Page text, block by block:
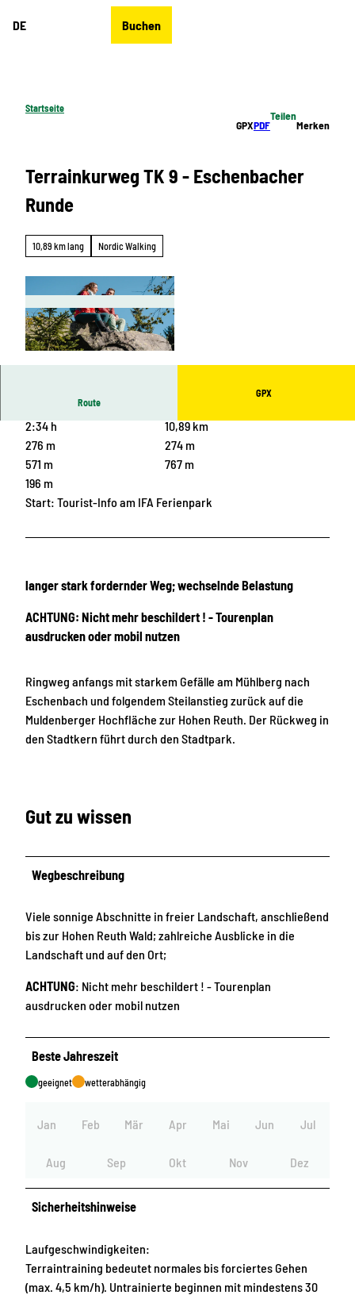
DE Buchen
Startseite
GPXPDF
Teilen
Merken
Terrainkurweg TK 9 - Eschenbacher
Runde
10,89 km lang Nordic Walking
Route
GPX
2:34 h
10,89 km
276 m
274 m
571 m
767 m
196 m
Start: Tourist-Info am IFA Ferienpark
langer stark fordernder Weg; wechselnde Belastung
ACHTUNG: Nicht mehr beschildert ! - Tourenplan
ausdrucken oder mobil nutzen
Ringweg anfangs mit starkem Gefälle am Mühlberg nach
Eschenbach und folgendem Steilanstieg zurück auf die
Muldenberger Hochfläche zur Hohen Reuth. Der Rückweg in
den Stadtkern führt durch den Stadtpark.
Gut zu wissen
Wegbeschreibung
Viele sonnige Abschnitte in freier Landschaft, anschließend
bis zur Hohen Reuth Wald; zahlreiche Ausblicke in die
Landschaft und auf den Ort;
ACHTUNG: Nicht mehr beschildert ! - Tourenplan
ausdrucken oder mobil nutzen
Beste Jahreszeit
geeignet wetterabhängig
Jan Feb Mär Apr Mai Jun Jul
Aug Sep Okt Nov Dez
Sicherheitshinweise
Laufgeschwindigkeiten:
Terraintraining bedeutet normales bis forciertes Gehen
(max. 4,5 km/h). Untrainierte beginnen mit mindestens 30